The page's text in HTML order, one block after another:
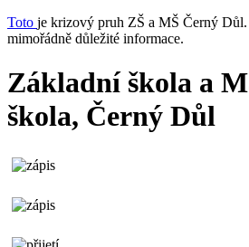
Toto je krizový pruh ZŠ a MŠ Černý
mimořádně důležité informace.
Základní škola a
škola, Černý Důl